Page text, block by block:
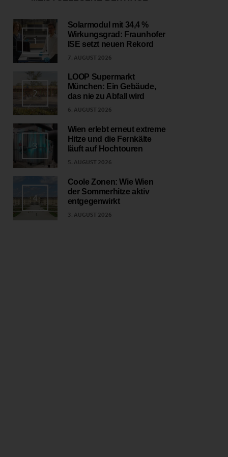
1
Solarmodul mit 34,4 %
Wirkungsgrad: Fraunhofer
ISE setzt neuen Rekord
7. AUGUST 2026
2
LOOP Supermarkt
München: Ein Gebäude,
das nie zu Abfall wird
6. AUGUST 2026
3
Wien erlebt erneut extreme
Hitze und die Fernkälte
läuft auf Hochtouren
5. AUGUST 2026
4
Coole Zonen: Wie Wien
der Sommerhitze aktiv
entgegenwirkt
3. AUGUST 2026